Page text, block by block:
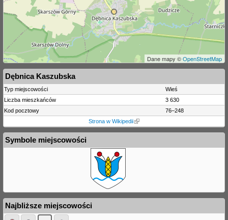
Dane mapy ©OpenStreetMap
Dębnica Kaszubska
Typ miejscowości
Wieś
Liczba mieszkańców
3 630
Kod pocztowy
76–248
Strona w Wikipedii
Symbole miejscowości
Najbliższe miejscowości